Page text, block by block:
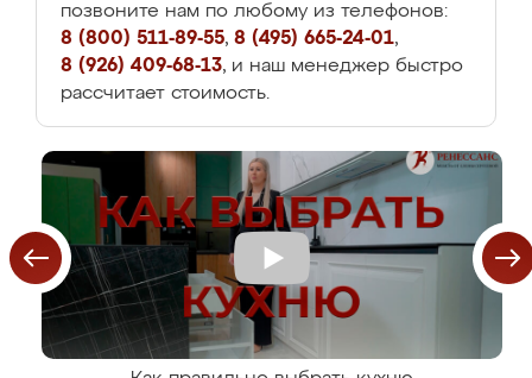
позвоните нам по любому из телефонов:
8 (800) 511-89-55, 8 (495) 665-24-01,
8 (926) 409-68-13, и наш менеджер быстро
рассчитает стоимость.